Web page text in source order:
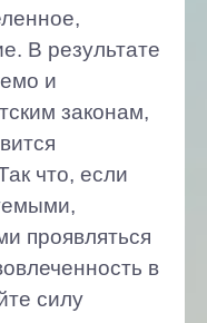
В результате
и
законам,
что, если
проявляться
в
силу